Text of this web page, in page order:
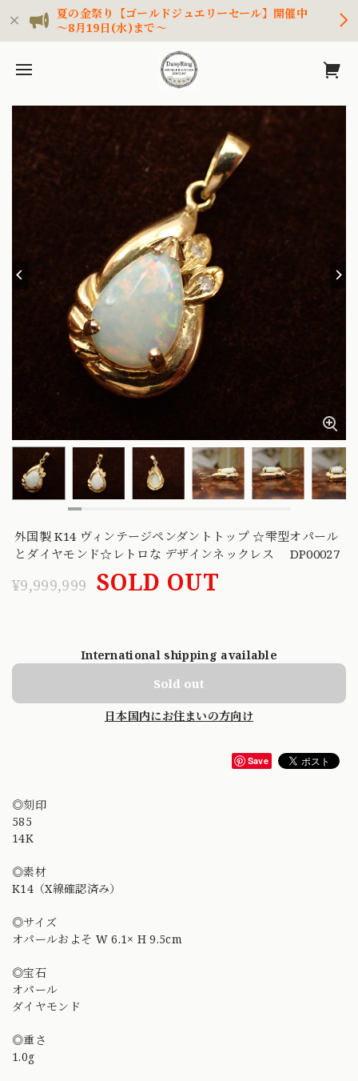
夏の金祭り【ゴールドジュエリーセール】開催中
～8月19日(水)まで～
外国製 K14 ヴィンテージペンダントトップ ☆雫型オパール
とダイヤモンド☆レトロな デザインネックレス DP00027
¥9,999,999 SOLD OUT
International shipping available
Sold out
日本国内にお住まいの方向け
Save
◎刻印
585
14K
◎素材
K14（X線確認済み）
◎サイズ
オパールおよそ W 6.1× H 9.5cm
◎宝石
オパール
ダイヤモンド
◎重さ
1.0g